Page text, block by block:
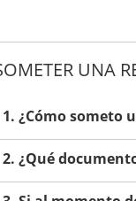
UNA
1. ¿Cómo someto
2. ¿Qué